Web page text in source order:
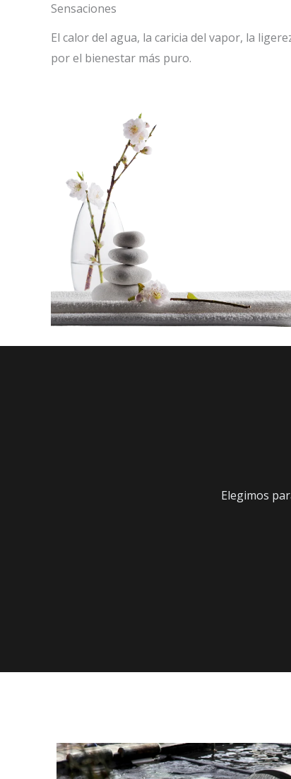
Sensaciones
El calor del agua, la caricia del vapor, la
por el bienestar más puro.
Elegimos